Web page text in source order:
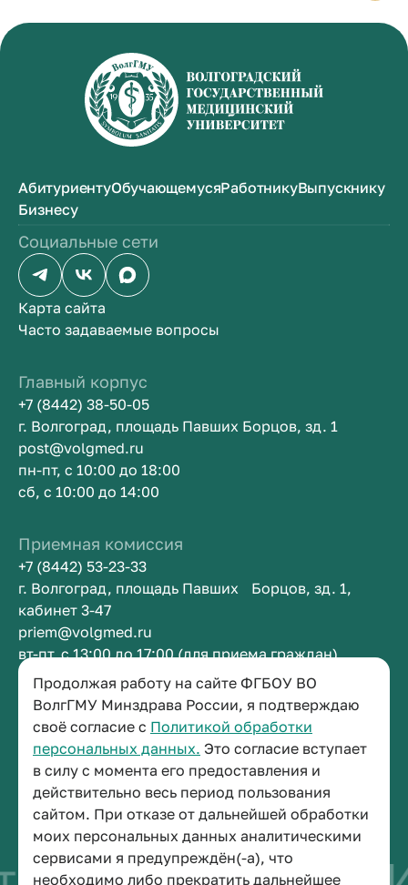
Продолжая работу на сайте ФГБОУ ВО
ВолгГМУ Минздрава России, я подтверждаю
своё согласие с Политикой обработки
персональных данных. Это согласие вступает
в силу с момента его предоставления и
действительно весь период пользования
сайтом. При отказе от дальнейшей обработки
моих персональных данных аналитическими
сервисами я предупреждён(-а), что
необходимо либо прекратить дальнейшее
АбитуриентуОбучающемусяРаботникуВыпускнику
Бизнесу
Социальные сети
Карта сайта
Часто задаваемые вопросы
Главный корпус
+7 (8442) 38-50-05
г. Волгоград, площадь Павших Борцов, зд. 1
post@volgmed.ru
пн-пт, с 10:00 до 18:00
сб, с 10:00 до 14:00
Приемная комиссия
+7 (8442) 53-23-33
г. Волгоград, площадь Павших Борцов, зд. 1,
кабинет 3-47
priem@volgmed.ru
вт-пт, с 13:00 до 17:00 (для приема граждан)
Приемная ректора
+7 (8442) 38-50-05
г. Волгоград, площадь Павших Борцов, зд. 1,
кабинет 3-11
post@volgmed.ru
пн-пт, с 08.30 до 17.00 (перерыв с 12.30 до 13.00)